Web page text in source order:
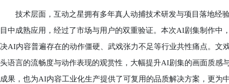
技术层面，互动之星拥有多年真人动捕技术研发与项目落地经
目中成熟应用，经过了市场与用户的双重验证。本次AI剧集制作
决AI内容普遍存在的动作僵硬、武戏张力不足等行业共性痛点。文
头语言的流畅度与动作表现的观赏性，大幅提升AI剧集的画面质感
成果，也为AI内容工业化生产提供了可复用的品质解决方案，更为